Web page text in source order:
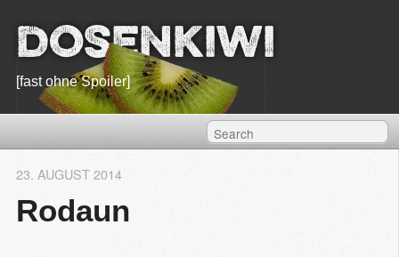
Dosenkiwi
[fast ohne Spoiler]
Rodaun
23. AUGUST 2014